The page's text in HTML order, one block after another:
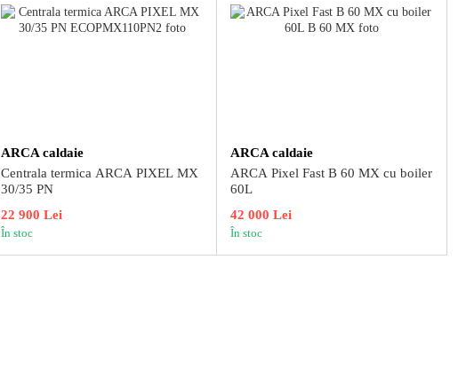
ARCA caldaie
Centrala termica ARCA PIXEL MX
30/35 PN
22 900 Lei
În stoc
ARCA caldaie
ARCA Pixel Fast B 60 MX cu boiler
60L
42 000 Lei
În stoc